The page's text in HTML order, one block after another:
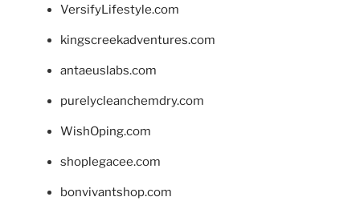
VersifyLifestyle.com
kingscreekadventures.com
antaeuslabs.com
purelycleanchemdry.com
WishOping.com
shoplegacee.com
bonvivantshop.com